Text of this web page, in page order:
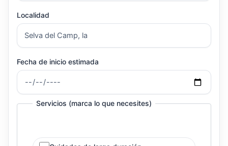
Localidad
Fecha de inicio estimada
Servicios (marca lo que necesites)